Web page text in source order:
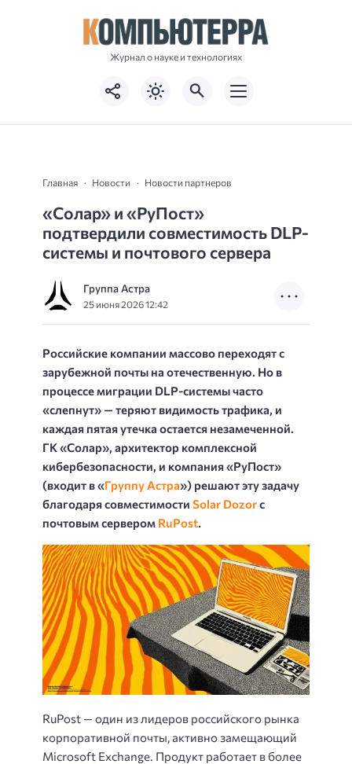
Журнал о науке и технологиях
Главная Новости Новости партнеров
«Солар» и «РуПост»
подтвердили совместимость DLP-
системы и почтового сервера
Группа Астра
25 июня 2026 12:42
Российские компании массово переходят с
зарубежной почты на отечественную. Но в
процессе миграции DLP-системы часто
«слепнут» — теряют видимость трафика, и
каждая пятая утечка остается незамеченной.
ГК «Солар», архитектор комплексной
кибербезопасности, и компания «РуПост»
(входит в «Группу Астра») решают эту задачу
благодаря совместимости Solar Dozorс
почтовым сервером RuPost.
RuPost — один из лидеров российского рынка
корпоративной почты, активно замещающий
Microsoft Exchange. Продукт работает в более